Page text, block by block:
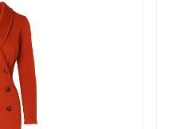
și se așează perfect pe